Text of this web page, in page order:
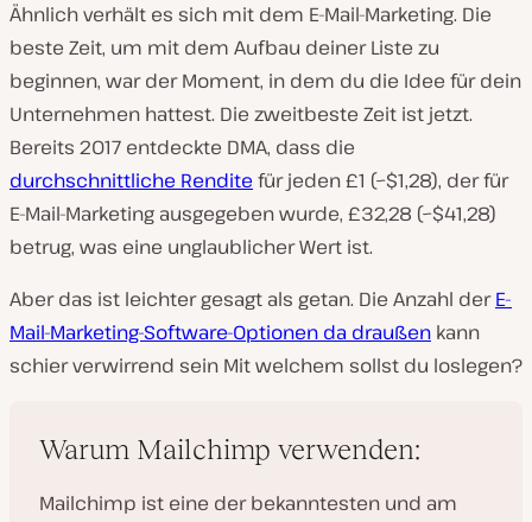
Ähnlich verhält es sich mit dem E-Mail-Marketing. Die
beste Zeit, um mit dem Aufbau deiner Liste zu
beginnen, war der Moment, in dem du die Idee für dein
Unternehmen hattest. Die zweitbeste Zeit ist jetzt.
Bereits 2017 entdeckte DMA, dass die
durchschnittliche Rendite für jeden £1 (~$1,28), der für
E-Mail-Marketing ausgegeben wurde, £32,28 (~$41,28)
betrug, was eine unglaublicher Wert ist.
Aber das ist leichter gesagt als getan. Die Anzahl derE-
Mail-Marketing-Software-Optionen da draußen kann
schier verwirrend sein Mit welchem sollst du loslegen?
Warum Mailchimp verwenden:
Mailchimp ist eine der bekanntesten und am